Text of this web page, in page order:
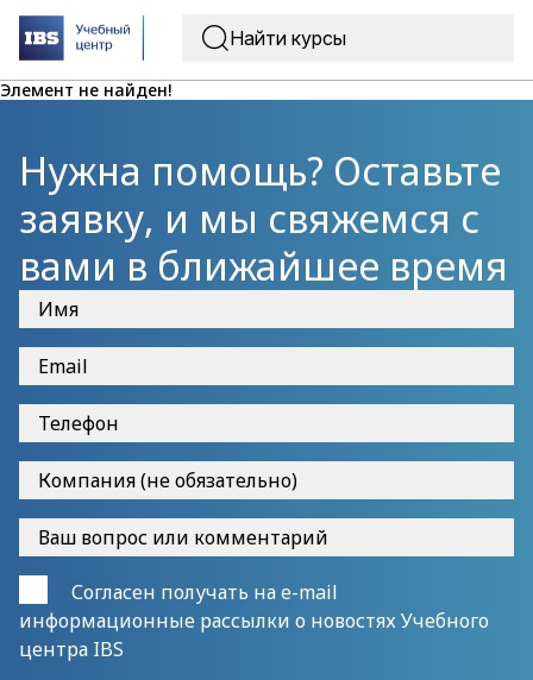
Элемент не найден!
Нужна помощь? Оставьте
заявку, и мы свяжемся с
вами в ближайшее время
Согласен получать на e-mail
информационные рассылки о новостях Учебного
центра IBS